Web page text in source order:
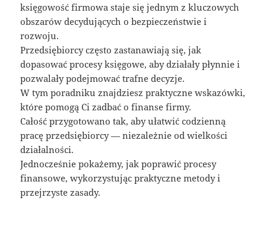
księgowość firmowa staje się jednym z kluczowych
obszarów decydujących o bezpieczeństwie i
rozwoju.
Przedsiębiorcy często zastanawiają się, jak
dopasować procesy księgowe, aby działały płynnie i
pozwalały podejmować trafne decyzje.
W tym poradniku znajdziesz praktyczne wskazówki,
które pomogą Ci zadbać o finanse firmy.
Całość przygotowano tak, aby ułatwić codzienną
pracę przedsiębiorcy — niezależnie od wielkości
działalności.
Jednocześnie pokażemy, jak poprawić procesy
finansowe, wykorzystując praktyczne metody i
przejrzyste zasady.